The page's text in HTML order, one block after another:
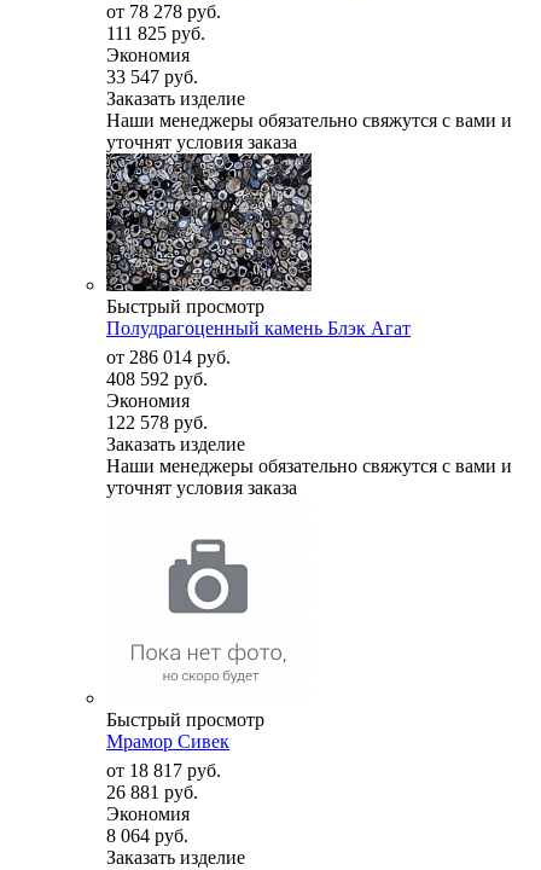
от 78 278 руб.
111 825 руб.
Экономия
33 547 руб.
Заказать изделие
Наши менеджеры обязательно свяжутся с вами и
уточнят условия заказа
Быстрый просмотр
Полудрагоценный камень Блэк Агат
от 286 014 руб.
408 592 руб.
Экономия
122 578 руб.
Заказать изделие
Наши менеджеры обязательно свяжутся с вами и
уточнят условия заказа
Быстрый просмотр
Мрамор Сивек
от 18 817 руб.
26 881 руб.
Экономия
8 064 руб.
Заказать изделие